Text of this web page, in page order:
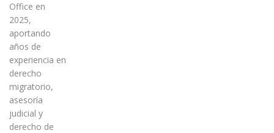
Office en
2025,
aportando
años de
experiencia en
derecho
migratorio,
asesoría
judicial y
derecho de